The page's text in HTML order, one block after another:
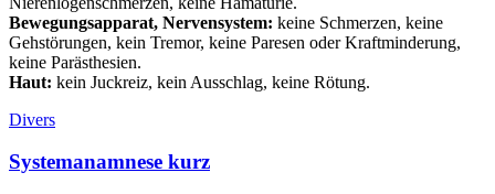
Bewegungsapparat, Nervensystem: keine Schmerzen, keine
Gehstörungen, kein Tremor, keine Paresen oder Kraftminderung,
keine Parästhesien.
Haut: kein Juckreiz, kein Ausschlag, keine Rötung.
Divers
Systemanamnese kurz